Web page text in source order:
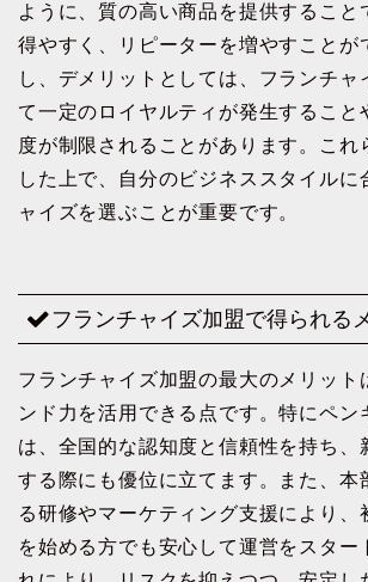
ように、質の高い商品を提供すること
得やすく、リピーターを増やすことが
し、デメリットとしては、フランチャ
て一定のロイヤルティが発生すること
度が制限されることがあります。これ
した上で、自分のビジネススタイルに
ャイズを選ぶことが重要です。
フランチャイズ加盟で得られる
フランチャイズ加盟の最大のメリット
ンド力を活用できる点です。特にペン
は、全国的な認知度と信頼性を持ち、
する際にも優位に立てます。また、本
る研修やマーケティング支援により、
を始める方でも安心して運営をスター